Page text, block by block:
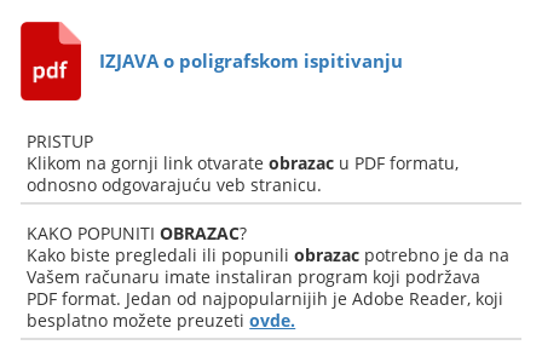
IZJAVA o poligrafskom ispitivanju
PRISTUP
Klikom na gornji link otvarateobrazac u PDF formatu,
odnosno odgovarajuću veb stranicu.
KAKO POPUNITIOBRAZAC?
Kako biste pregledali ili popuniliobrazac potrebno je da na
Vašem računaru imate instaliran program koji podržava
PDF format. Jedan od najpopularnijih je Adobe Reader, koji
besplatno možete preuzetiovde.